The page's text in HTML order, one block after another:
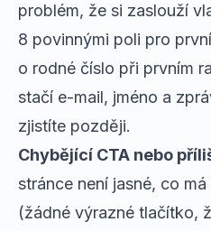
problém, že si zaslouží
8 povinnými poli pro
o rodné číslo při prvním
stačí e-mail, jméno a
zjistíte později.
Chybějící CTA nebo
stránce není jasné, co
(žádné výrazné tlačítko,